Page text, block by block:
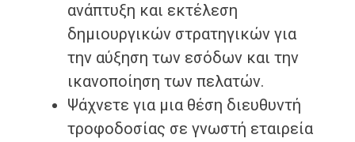
ανάπτυξη και εκτέλεση
δημιουργικών στρατηγικών για
την αύξηση των εσόδων και την
ικανοποίηση των πελατών.
Ψάχνετε για μια θέση διευθυντή
τροφοδοσίας σε γνωστή εταιρεία